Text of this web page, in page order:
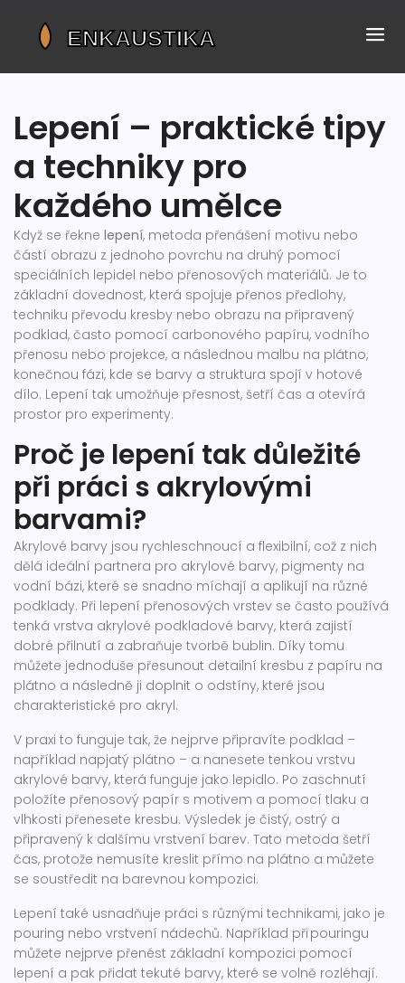
Lepení – praktické tipy
a techniky pro
každého umělce
Když se řekne lepení, metoda přenášení motivu nebo
částí obrazu z jednoho povrchu na druhý pomocí
speciálních lepidel nebo přenosových materiálů. Je to
základní dovednost, která spojuje přenos předlohy,
techniku převodu kresby nebo obrazu na připravený
podklad, často pomocí carbonového papíru, vodního
přenosu nebo projekce, a následnou malbu na plátno,
konečnou fázi, kde se barvy a struktura spojí v hotové
dílo. Lepení tak umožňuje přesnost, šetří čas a otevírá
prostor pro experimenty.
Proč je lepení tak důležité
při práci s akrylovými
barvami?
Akrylové barvy jsou rychleschnoucí a flexibilní, což z nich
dělá ideální partnera pro akrylové barvy, pigmenty na
vodní bázi, které se snadno míchají a aplikují na různé
podklady. Při lepení přenosových vrstev se často používá
tenká vrstva akrylové podkladové barvy, která zajistí
dobré přilnutí a zabraňuje tvorbě bublin. Díky tomu
můžete jednoduše přesunout detailní kresbu z papíru na
plátno a následně ji doplnit o odstíny, které jsou
charakteristické pro akryl.
V praxi to funguje tak, že nejprve připravíte podklad –
například napjatý plátno – a nanesete tenkou vrstvu
akrylové barvy, která funguje jako lepidlo. Po zaschnutí
položíte přenosový papír s motivem a pomocí tlaku a
vlhkosti přenesete kresbu. Výsledek je čistý, ostrý a
připravený k dalšímu vrstvení barev. Tato metoda šetří
čas, protože nemusíte kreslit přímo na plátno a můžete
se soustředit na barevnou kompozici.
Lepení také usnadňuje práci s různými technikami, jako je
pouring nebo vrstvení nádechů. Například při pouringu
můžete nejprve přenést základní kompozici pomocí
lepení a pak přidat tekuté barvy, které se volně rozléhají.